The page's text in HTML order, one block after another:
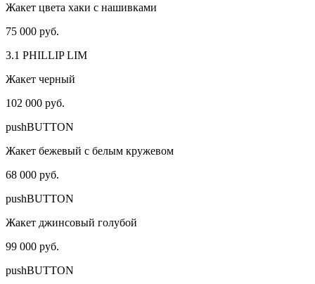
Жакет цвета хаки с нашивками
75 000 руб.
3.1 PHILLIP LIM
Жакет черный
102 000 руб.
pushBUTTON
Жакет бежевый с белым кружевом
68 000 руб.
pushBUTTON
Жакет джинсовый голубой
99 000 руб.
pushBUTTON